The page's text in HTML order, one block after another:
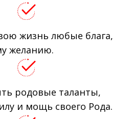
жизнь любые блага,
желанию.
родовые таланты,
и мощь своего Рода.